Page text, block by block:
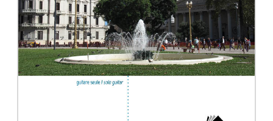
OTHER PRODUCTS
Chamber Music
with Guitar